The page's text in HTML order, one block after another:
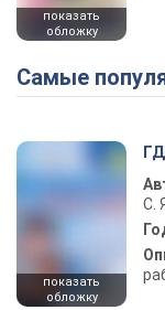
показать
обложку
Самые
показать
обложку
С.